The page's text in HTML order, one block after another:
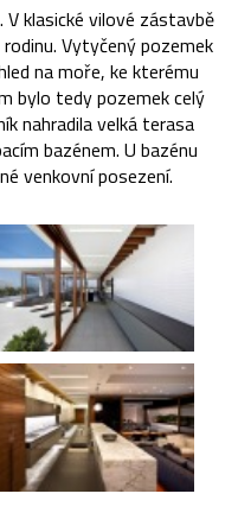
V klasické vilové zástavbě
Vytyčený pozemek
na moře, ke kterému
bylo tedy pozemek celý
nahradila velká terasa
bazénem. U bazénu
venkovní posezení.